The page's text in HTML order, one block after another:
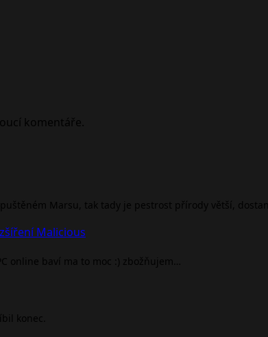
komentáře.
Marsu, tak tady je pestrost přírody větší,
Malicious
online baví ma to moc :) zbožňujem…
konec.